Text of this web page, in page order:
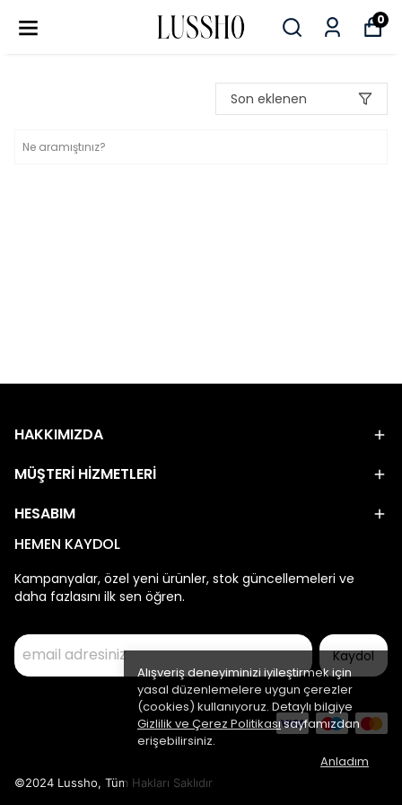
0
Alışveriş deneyiminizi iyileştirmek için
yasal düzenlemelere uygun çerezler
(cookies) kullanıyoruz. Detaylı bilgiye
Gizlilik ve Çerez Politikasısayfamızdan
erişebilirsiniz.
Anladım
Son eklenen
HAKKIMIZDA
MÜŞTERİ HİZMETLERİ
HESABIM
HEMEN KAYDOL
Kampanyalar, özel yeni ürünler, stok güncellemeleri ve
daha fazlasını ilk sen öğren.
Kaydol
©2024 Lussho, Tüm Hakları Saklıdır